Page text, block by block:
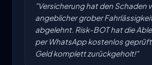
"Versicherung hat den Schaden
angeblicher grober
abgelehnt. Risk-BOT hat die
per WhatsApp kostenlos
Geld komplett zurückgeholt!"